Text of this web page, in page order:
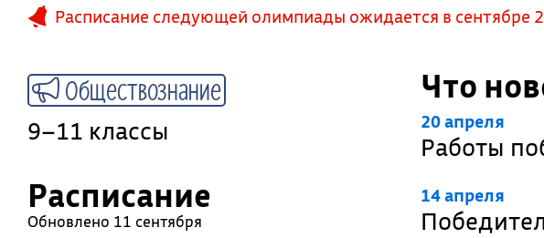
Расписание следующей олимпиады ожидается в сентябре
Обществознание
9–11 классы
Расписание
Обновлено 11 сентября
Что
20 апреля
Работы
14 апреля